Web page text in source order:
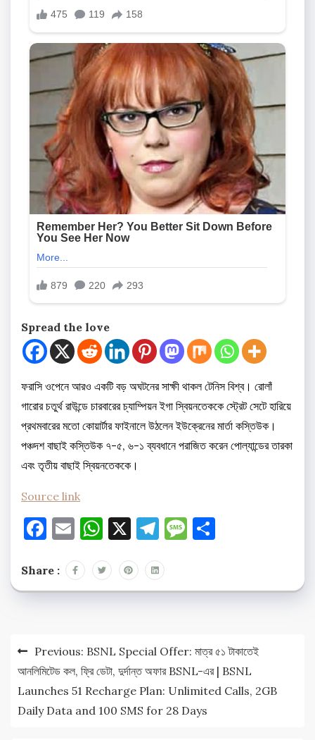
Spread the love
ফরাসি ওপেনে আরও একটি বড় অঘটনের সাক্ষী থাকল টেনিস বিশ্ব। রোলাঁ
গারোর চতুর্থ রাউন্ডে চারবারের চ্যাম্পিয়ন ইগা স্বিয়নতেককে স্ট্রেট সেটে হারিয়ে
প্রথমবারের মতো কোয়ার্টার ফাইনালে উঠলেন ইউক্রেনের মার্তা কস্তিউক।
পঞ্চদশ বাছাই কস্তিউক ৭-৫, ৬-১ ব্যবধানে পরাজিত করেন পোল্যান্ডের তারকা
এবং তৃতীয় বাছাই স্বিয়নতেককে।
Source link
Facebook
EmailWhatsApp
X Telegram
Message
Share :
Post
navigation
Previous: BSNL Special Offer: মাত্র ৫১ টাকাতেই
আনলিমিটেড কল, ফ্রি ডেটা, দুর্দান্ত অফার BSNL-এর | BSNL
Launches 51 Recharge Plan: Unlimited Calls, 2GB
Daily Data and 100 SMS for 28 Days